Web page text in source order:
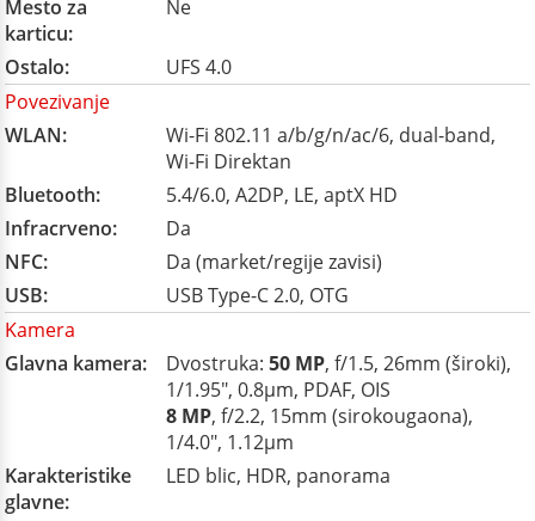
Mesto za
karticu:
Ne
Ostalo:
UFS 4.0
Povezivanje
WLAN:
Wi-Fi 802.11 a/b/g/n/ac/6, dual-band,
Wi-Fi Direktan
Bluetooth:
5.4/6.0, A2DP, LE, aptX HD
Infracrveno:
Da
NFC:
Da (market/regije zavisi)
USB:
USB Type-C 2.0, OTG
Kamera
Glavna kamera:
Dvostruka: 50 MP, f/1.5, 26mm (široki),
1/1.95", 0.8µm, PDAF, OIS
8 MP, f/2.2, 15mm (sirokougaona),
1/4.0", 1.12µm
Karakteristike
glavne:
LED blic, HDR, panorama